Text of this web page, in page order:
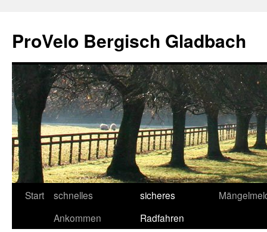
springen
ProVelo Bergisch Gladbach
Start
schnelles
Ankommen
sicheres
Radfahren